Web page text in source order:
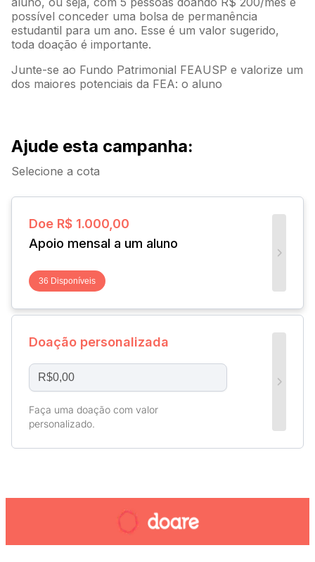
possível conceder uma bolsa de permanência
estudantil para um ano. Esse é um valor sugerido,
toda doação é importante.
Junte-se ao Fundo Patrimonial FEAUSP e valorize um
dos maiores potenciais da FEA: o aluno
Ajude esta campanha:
Selecione a cota
Doe R$ 1.000,00
Apoio mensal a um aluno
36 Disponíveis
Doação personalizada
Faça uma doação com valor
personalizado.